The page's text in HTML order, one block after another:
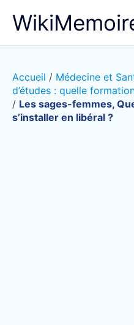
Accueil / Médecine et
d’études : quelle
/ Les sages-femmes,
s’installer en libéral ?